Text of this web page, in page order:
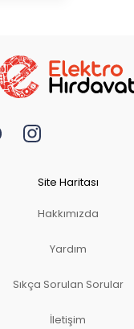
Site Haritası
Hakkımızda
Yardım
Sıkça Sorulan Sorular
İletişim